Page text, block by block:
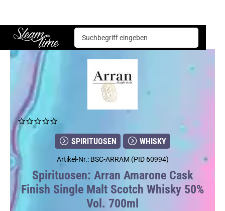
Steam time
Spirituosen Whisky Arran Amarone Cask Finish Single Malt Scotch Whisky 50% Vol. 700ml
SPIRITUOSEN WHISKY
Artikel-Nr.: BSC-ARRAM (PID 60994)
Spirituosen: Arran Amarone Cask
Finish Single Malt Scotch Whisky 50%
Vol. 700ml